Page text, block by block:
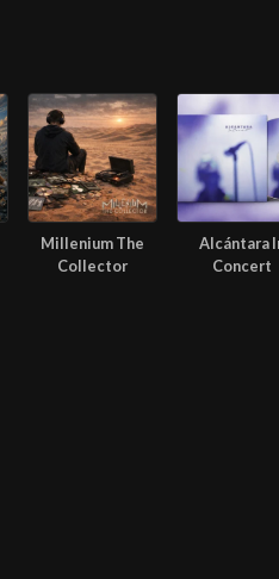
Millenium The
Collector
Alcántara
Concert